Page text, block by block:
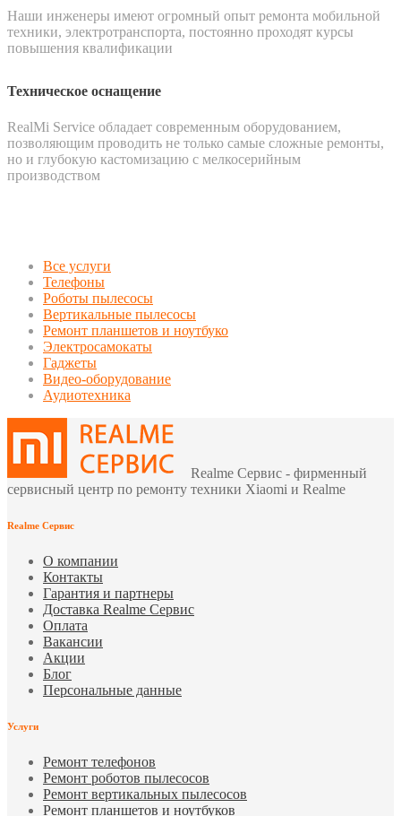
Наши инженеры имеют огромный опыт ремонта мобильной
техники, электротранспорта, постоянно проходят курсы
повышения квалификации
Техническое оснащение
RealMi Service обладает современным оборудованием,
позволяющим проводить не только самые сложные ремонты,
но и глубокую кастомизацию с мелкосерийным
производством
Все услуги
Телефоны
Роботы пылесосы
Вертикальные пылесосы
Ремонт планшетов и ноутбуко
Электросамокаты
Гаджеты
Видео-оборудование
Аудиотехника
Realme Сервис - фирменный
сервисный центр по ремонту техники Xiaomi и Realme
Realme Сервис
О компании
Контакты
Гарантия и партнеры
Доставка Realme Сервис
Оплата
Вакансии
Акции
Блог
Персональные данные
Услуги
Ремонт телефонов
Ремонт роботов пылесосов
Ремонт вертикальных пылесосов
Ремонт планшетов и ноутбуков